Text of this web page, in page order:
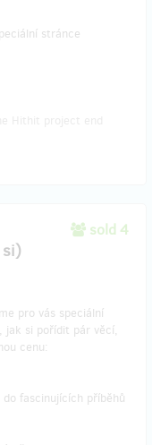
stránce
sold 4
pro vás speciální
jak si pořídit pár věcí,
cenu:
fascinujících příběhů